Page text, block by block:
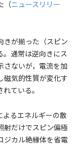
（ニュースリリー
きが揃った（スピン
。通常は逆向きにス
さないが，電流を加
磁気的性質が変化す
ている。
よるエネルギーの散
射だけでスピン偏極
ジカル絶縁体を省電